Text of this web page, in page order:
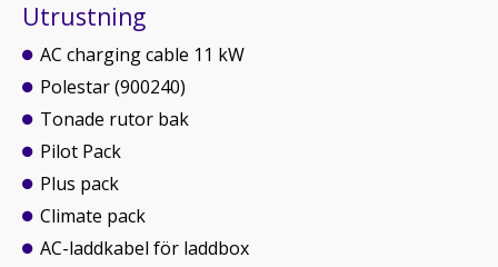
Utrustning
AC charging cable 11 kW
Polestar (900240)
Tonade rutor bak
Pilot Pack
Plus pack
Climate pack
AC-laddkabel för laddbox